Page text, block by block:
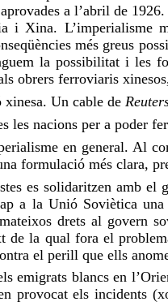
a l’abril de
i Xina. L’imperialisme
més greus
la possibilitat i les
obrers ferroviaris
xinesa. Un cable de
les nacions per a poder
en general. Al
formulació més clara,
es solidaritzen amb
a la Unió Soviètica
drets al govern
de la qual fora el
el perill que ells
emigrats blancs en
provocat els incidents